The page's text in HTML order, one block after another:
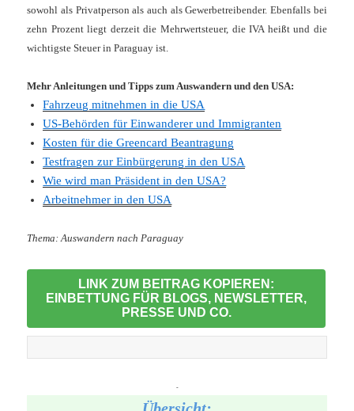
sowohl als Privatperson als auch als Gewerbetreibender. Ebenfalls bei
zehn Prozent liegt derzeit die Mehrwertsteuer, die IVA heißt und die
wichtigste Steuer in Paraguay ist.
Mehr Anleitungen und Tipps zum Auswandern und den USA:
Fahrzeug mitnehmen in die USA
US-Behörden für Einwanderer und Immigranten
Kosten für die Greencard Beantragung
Testfragen zur Einbürgerung in den USA
Wie wird man Präsident in den USA?
Arbeitnehmer in den USA
Thema: Auswandern nach Paraguay
LINK ZUM BEITRAG KOPIEREN:
EINBETTUNG FÜR BLOGS, NEWSLETTER,
PRESSE UND CO.
-